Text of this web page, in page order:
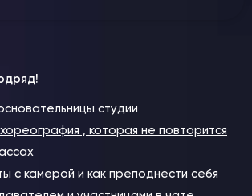
студии
, которая не повторится
с камерой и как преподнести себя